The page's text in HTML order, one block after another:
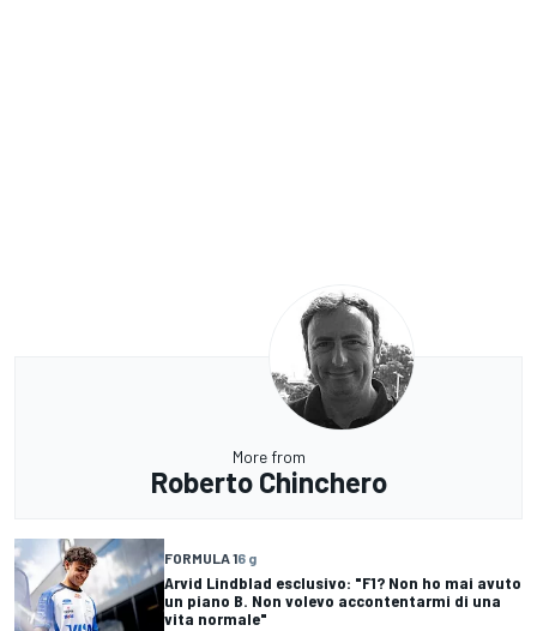
More from
Roberto Chinchero
FORMULA 16 g
Arvid Lindblad esclusivo: "F1? Non ho mai avuto
un piano B. Non volevo accontentarmi di una
vita normale"